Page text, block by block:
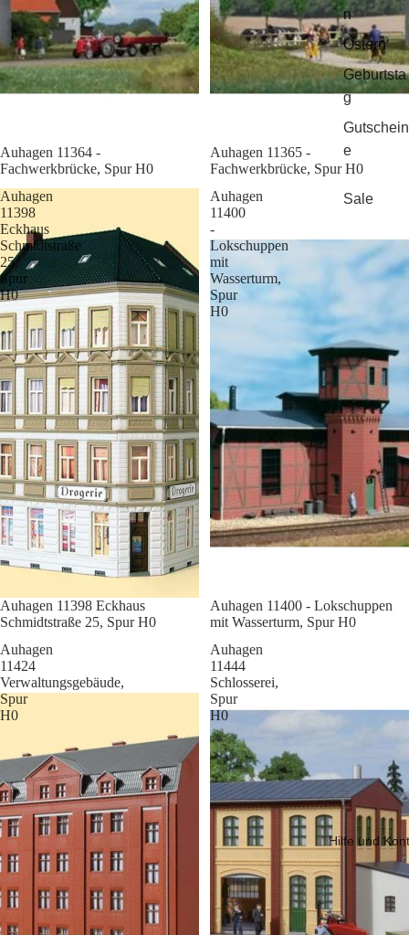
n
Ostern
Geburtsta
g
Gutschein
e
Sale
Hilfe und
Sale
Auhagen 11364 -
Fachwerkbrücke, Spur H0
Sale
Auhagen 11365 -
Fachwerkbrücke, Spur H0
Auhagen
11398
Eckhaus
Schmidtstraße
25,
Spur
H0
Sale
Auhagen 11398 Eckhaus
Schmidtstraße 25, Spur H0
Auhagen
11400
-
Lokschuppen
mit
Wasserturm,
Spur
H0
Sale
Auhagen 11400 - Lokschuppen
mit Wasserturm, Spur H0
Auhagen
11424
Verwaltungsgebäude,
Spur
H0
Auhagen
11444
Schlosserei,
Spur
H0